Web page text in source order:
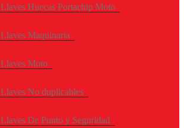
Llaves Huecas Portachip Moto
Llaves Maquinaria
Llaves Moto
Llaves No duplicables
Llaves De Punto y Seguridad